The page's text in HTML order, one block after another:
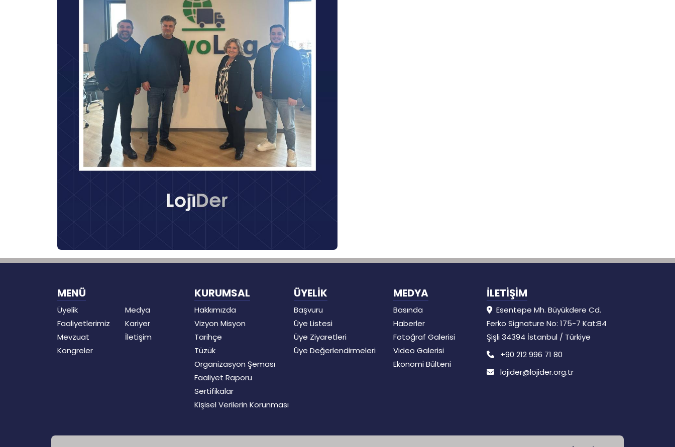
MENÜ
Üyelik
Faaliyetlerimiz
Mevzuat
Kongreler
Medya
Kariyer
İletişim
KURUMSAL
Hakkımızda
Vizyon Misyon
Tarihçe
Tüzük
Organizasyon Şeması
Faaliyet Raporu
Sertifikalar
Kişisel Verilerin Korunması
ÜYELİK
Başvuru
Üye Listesi
Üye Ziyaretleri
Üye Değerlendirmeleri
MEDYA
Basında
Haberler
Fotoğraf Galerisi
Video Galerisi
Ekonomi Bülteni
İLETİŞİM
Esentepe Mh. Büyükdere Cd.
Ferko Signature No: 175-7 Kat:B4
Şişli 34394 İstanbul / Türkiye
+90 212 996 71 80
lojider@lojider.org.tr